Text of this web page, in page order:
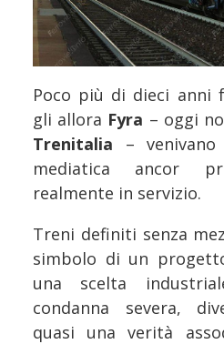
Poco più di dieci anni
gli allora Fyra – oggi
Trenitalia –
mediatica ancor
realmente in servizio.
Treni definiti senza
simbolo di un
una scelta
condanna severa,
quasi una verità